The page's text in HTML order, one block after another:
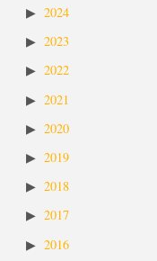
2024
2023
2022
2021
2020
2019
2018
2017
2016